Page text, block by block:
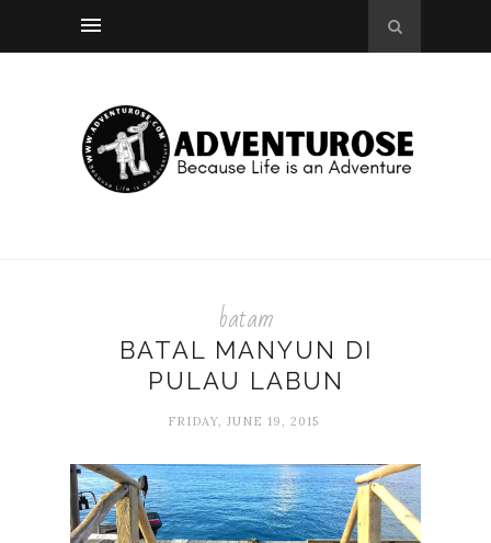
batam
BATAL MANYUN DI
PULAU LABUN
FRIDAY, JUNE 19, 2015